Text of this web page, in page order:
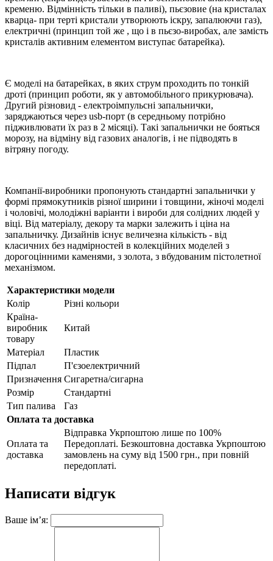
кременю. Відмінність тільки в паливі), пьєзовие (на кристалах
кварца- при терті кристали утворюють іскру, запалюючи газ),
електричні (принцип той же , що і в пьєзо-виробах, але замість
кристалів активним елементом виступає батарейка).
Є моделі на батарейках, в яких струм проходить по тонкій
дроті (принцип роботи, як у автомобільного прикурювача).
Другий різновид - електроімпульсні запальнички,
заряджаються через usb-порт (в середньому потрібно
підживлювати їх раз в 2 місяці). Такі запальнички не бояться
морозу, на відміну від газових аналогів, і не підводять в
вітряну погоду.
Компанії-виробники пропонують стандартні запальнички у
формі прямокутників різної ширини і товщини, жіночі моделі
і чоловічі, молодіжні варіанти і вироби для солідних людей у ​​
віці. Від матеріалу, декору та марки залежить і ціна на
запальничку. Дизайнів існує величезна кількість - від
класичних без надмірностей в колекційних моделей з
дорогоцінними каменями, з золота, з вбудованим пістолетної
механізмом.
Характеристики модели
Колір
Різні кольори
Країна-
виробник
товару
Китай
Матеріал
Пластик
Підпал
П'єзоелектричний
Призначення Сигаретна/сигарна
Розмір
Стандартні
Тип палива
Газ
Оплата та доставка
Оплата та
доставка
Відправка Укрпоштою лише по 100%
Передоплаті. Безкоштовна доставка Укрпоштою
замовлень на суму від 1500 грн., при повній
передоплаті.
Написати відгук
Ваше ім’я: